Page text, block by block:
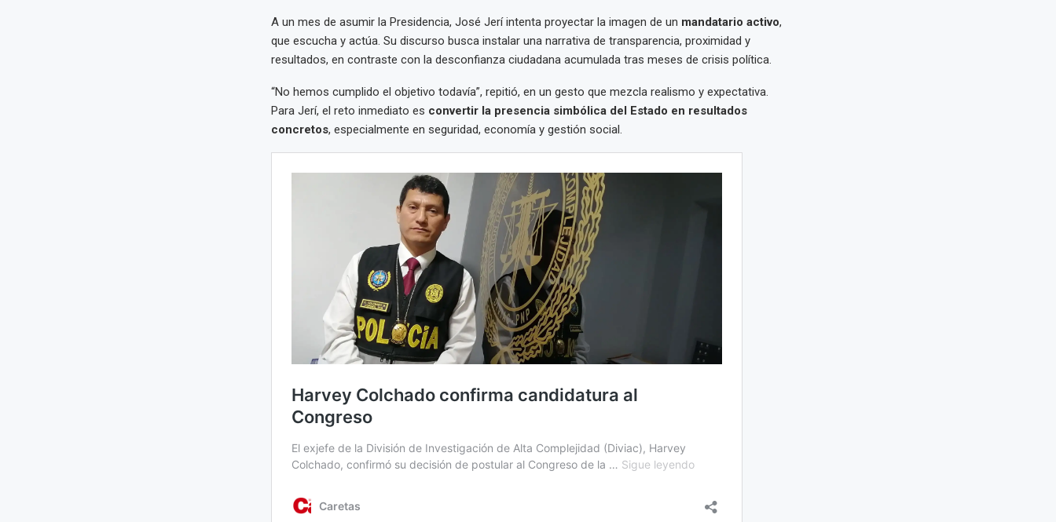
A un mes de asumir la Presidencia, José Jerí intenta proyectar la imagen de un mandatario activo,
que escucha y actúa. Su discurso busca instalar una narrativa de transparencia, proximidad y
resultados, en contraste con la desconfianza ciudadana acumulada tras meses de crisis política.
“No hemos cumplido el objetivo todavía”, repitió, en un gesto que mezcla realismo y expectativa.
Para Jerí, el reto inmediato es convertir la presencia simbólica del Estado en resultados
concretos, especialmente en seguridad, economía y gestión social.